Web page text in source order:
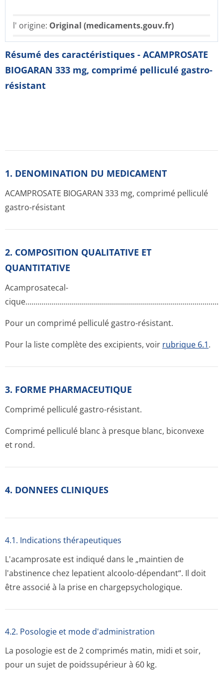
l' origine: Original (medicaments.gouv.fr)
Résumé des caractéristiques - ACAMPROSATE
BIOGARAN 333 mg, comprimé pelliculé gastro-
résistant
1. DENOMINATION DU MEDICAMENT
ACAMPROSATE BIOGARAN 333 mg, comprimé pelliculé
gastro-résistant
2. COMPOSITION QUALITATIVE ET
QUANTITATIVE
Acamprosatecal­
Pour un comprimé pelliculé gastro-résistant.
Pour la liste complète des excipients, voir rubrique 6.1.
3. FORME PHARMACEUTIQUE
Comprimé pelliculé gastro-résistant.
Comprimé pelliculé blanc à presque blanc, biconvexe
et rond.
4. DONNEES CLINIQUES
4.1. Indications thérapeutiques
L'acamprosate est indiqué dans le „maintien de
l'abstinence chez lepatient alcoolo-dépendant“. Il doit
être associé à la prise en chargepsycholo­gique.
4.2. Posologie et mode d'administration
La posologie est de 2 comprimés matin, midi et soir,
pour un sujet de poidssupérieur à 60 kg.